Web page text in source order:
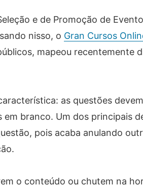
e de Promoção de
nisso, o Gran Cursos
mapeou recentemente
as questões
em branco. Um dos principais
pois acaba anulando
o conteúdo ou chutem na